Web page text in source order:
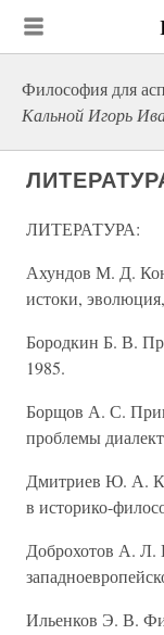
Философия для
Кальной Игорь
ЛИТЕРАТУРА:
Ахундов М. Д.
истоки,
Бородкин Б. В.
1985.
Борщов А. С.
проблемы
Дмитриев Ю. А.
в историко-
Доброхотов А. Л.
Ильенков Э. В.